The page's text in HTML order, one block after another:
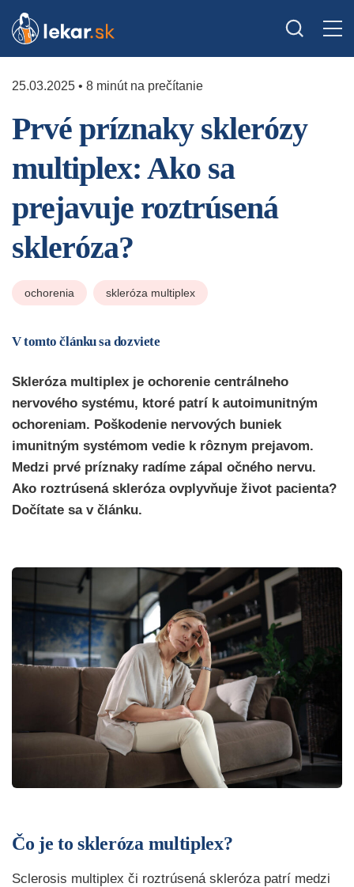
25.03.2025 • 8 minút na prečítanie
Prvé príznaky sklerózy
multiplex: Ako sa
prejavuje roztrúsená
skleróza?
ochorenia skleróza multiplex
V tomto článku sa dozviete
Skleróza multiplex je ochorenie centrálneho
nervového systému, ktoré patrí k autoimunitným
ochoreniam. Poškodenie nervových buniek
imunitným systémom vedie k rôznym prejavom.
Medzi prvé príznaky radíme zápal očného nervu.
Ako roztrúsená skleróza ovplyvňuje život pacienta?
Dočítate sa v článku.
Čo je to skleróza multiplex?
Sclerosis multiplex či roztrúsená skleróza patrí medzi